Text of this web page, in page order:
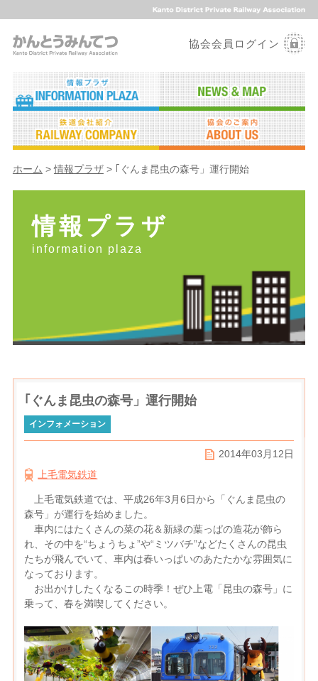
協会会員ログイン
ホーム >情報プラザ> ｢ぐんま昆虫の森号」運行開始
情報プラザ
information plaza
｢ぐんま昆虫の森号」運行開始
インフォメーション
上毛電気鉄道
2014年03月12日
上毛電気鉄道では、平成26年3月6日から「ぐんま昆虫の
森号」が運行を始めました。
車内にはたくさんの菜の花＆新緑の葉っぱの造花が飾ら
れ、その中を“ちょうちょ”や“ミツバチ”などたくさんの昆虫
たちが飛んでいて、車内は春いっぱいのあたたかな雰囲気に
なっております。
お出かけしたくなるこの時季！ぜひ上電「昆虫の森号」に
乗って、春を満喫してください。